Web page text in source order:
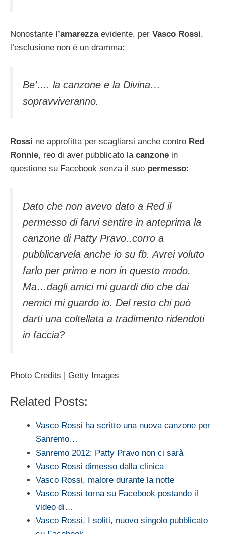
Nonostante l’amarezzaevidente, per Vasco Rossi,
l’esclusione non è un dramma:
Be’…. la canzone e la Divina…
sopravviveranno.
Rossi ne approfitta per scagliarsi anche contro Red
Ronnie, reo di aver pubblicato la canzone in
questione su Facebook senza il suo permesso:
Dato che non avevo dato a Red il
permesso di farvi sentire in anteprima la
canzone di Patty Pravo..corro a
pubblicarvela anche io su fb. Avrei voluto
farlo per primo e non in questo modo.
Ma…dagli amici mi guardi dio che dai
nemici mi guardo io. Del resto chi può
darti una coltellata a tradimento ridendoti
in faccia?
Photo Credits | Getty Images
Related Posts:
Vasco Rossi ha scritto una nuova canzone per
Sanremo…
Sanremo 2012: Patty Pravo non ci sarà
Vasco Rossi dimesso dalla clinica
Vasco Rossi, malore durante la notte
Vasco Rossi torna su Facebook postando il
video di…
Vasco Rossi, I soliti, nuovo singolo pubblicato